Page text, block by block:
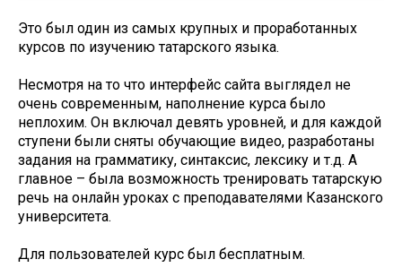
Это был один из самых крупных и проработанных
курсов по изучению татарского языка.
Несмотря на то что интерфейс сайта выглядел не
очень современным, наполнение курса было
неплохим. Он включал девять уровней, и для каждой
ступени были сняты обучающие видео, разработаны
задания на грамматику, синтаксис, лексику и т.д. А
главное – была возможность тренировать татарскую
речь на онлайн уроках с преподавателями Казанского
университета.
Для пользователей курс был бесплатным.